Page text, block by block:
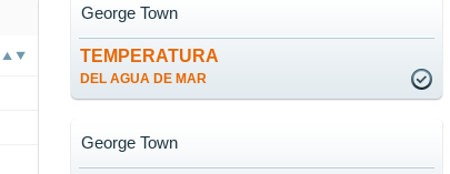
TEMPERATURA
DEL AGUA DE MAR
George Town
George Town